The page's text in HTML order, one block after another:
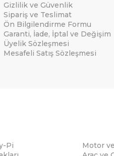
Gizlilik ve Güvenlik
Sipariş ve Teslimat
Ön Bilgilendirme Formu
Garanti, İade, İptal ve Değişim
Üyelik Sözleşmesi
Mesafeli Satış Sözleşmesi
Pi Motor